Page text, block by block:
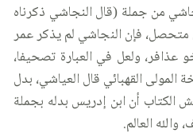
من جملة (قال النجاشي ذكرناه
فإن النجاشي لم يذكر عمر
ولعل في العبارة تصحيفا،
القهبائي قال العياشي، بدل
أن ابن إدريس بدله بجملة
العالم.